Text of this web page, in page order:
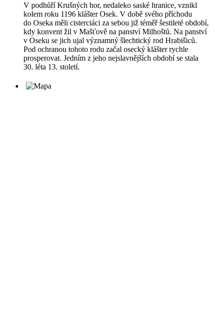
V podhůří Krušných hor, nedaleko saské hranice, vznikl
kolem roku 1196 klášter Osek. V době svého příchodu
do Oseka měli cisterciáci za sebou již téměř šestileté období,
kdy konvent žil v Mašťově na panství Milhoštů. Na panství
v Oseku se jich ujal významný šlechtický rod Hrabišiců.
Pod ochranou tohoto rodu začal osecký klášter rychle
prosperovat. Jedním z jeho nejslavnějších období se stala
30. léta 13. století.